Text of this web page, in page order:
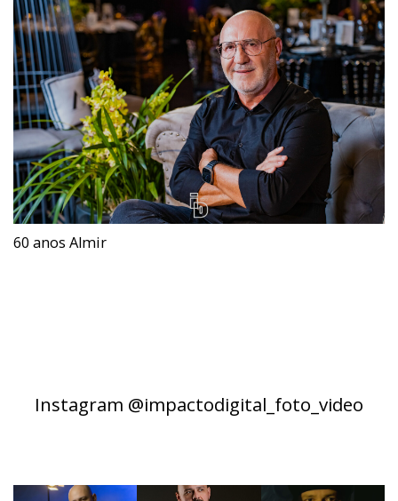
60 anos Almir
Instagram @impactodigital_foto_video